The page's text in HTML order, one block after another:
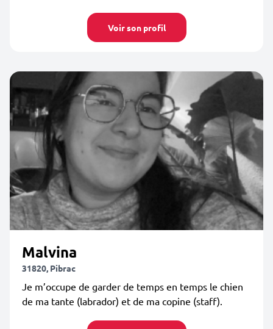
Voir son profil
Malvina
31820, Pibrac
Je m’occupe de garder de temps en temps le chien
de ma tante (labrador) et de ma copine (staff).